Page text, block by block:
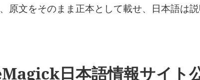
原文をそのまま正本として載せ、日本語は
日本語情報サイト